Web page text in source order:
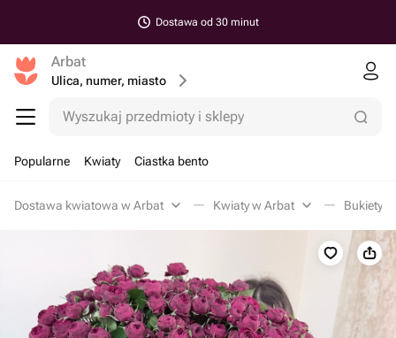
Dostawa od 30 minut
Arbat
Ulica, numer, miasto
Wyszukaj przedmioty i sklepy
Popularne Kwiaty Ciastka bento
Dostawa kwiatowa w Arbat Kwiaty w Arbat Bukiety